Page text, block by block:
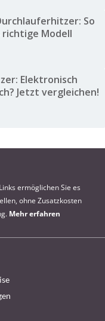
So
richtige Modell
Elektronisch
Jetzt vergleichen!
ermöglichen Sie es
ohne Zusatzkosten
Mehr erfahren